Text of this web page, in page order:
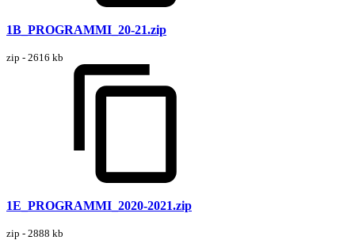
1B_PROGRAMMI_20-21.zip
zip - 2616 kb
1E_PROGRAMMI_2020-2021.zip
zip - 2888 kb